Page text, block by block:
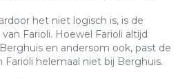
het niet logisch is, is de
Farioli. Hoewel Farioli altijd
en andersom ook, past de
Farioli helemaal niet bij Berghuis.